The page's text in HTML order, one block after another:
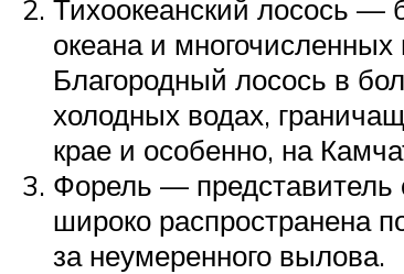
Тихоокеанский лосось —
океана и
Благородный лосось в
холодных водах,
крае и особенно, на
Форель —
широко распространена
за неумеренного вылова.